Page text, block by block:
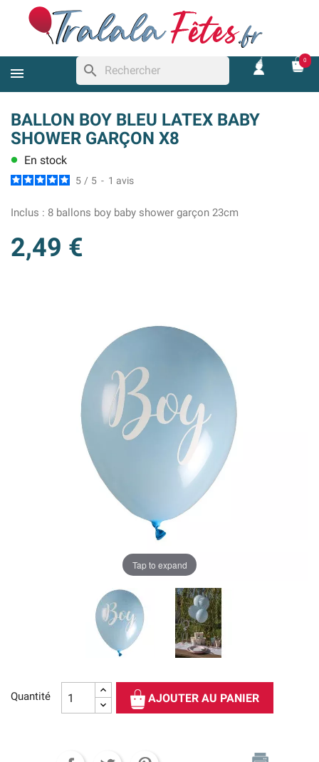
search
0
BALLON BOY BLEU LATEX BABY
SHOWER GARÇON X8
lens En stock
5 / 5 - 1 avis
Inclus : 8 ballons boy baby shower garçon 23cm
2,49 €
Tap to expand
Quantité AJOUTER AU PANIER